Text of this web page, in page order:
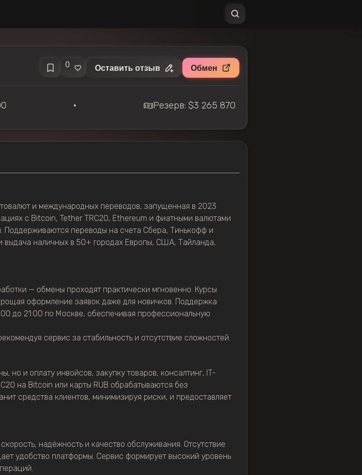
0 Оставить отзыв Обмен
• Резерв: $3 265 870
и международных переводов, запущенная в 2023
с Bitcoin, Tether TRC20, Ethereum и фиатными валютами
переводы на счета Сбера, Тинькофф и
выдача наличных в 50+ городах Европы, США, Тайланда,
— обмены проходят практически мгновенно. Курсы
оформление заявок даже для новичков. Поддержка
до 21:00 по Москве, обеспечивая профессиональную
сервис за стабильность и отсутствие сложностей.
но и оплату инвойсов, закупку товаров, консалтинг, IT-
на Bitcoin или карты RUB обрабатываются без
средства клиентов, минимизируя риски, и предоставляет
надёжность и качество обслуживания. Отсутствие
удобство платформы. Сервис формирует высокий уровень